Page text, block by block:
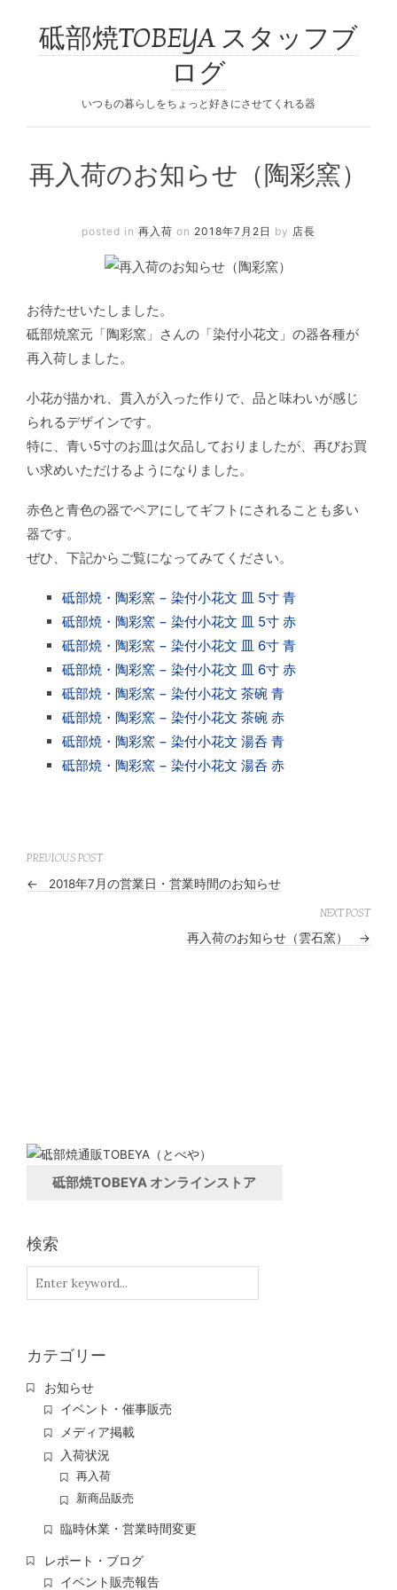
砥部焼TOBEYA スタッフブ
ログ
いつもの暮らしをちょっと好きにさせてくれる器
再入荷のお知らせ（陶彩窯）
posted in 再入荷 on 2018年7月2日 by 店長
お待たせいたしました。
砥部焼窯元「陶彩窯」さんの「染付小花文」の器各種が
再入荷しました。
小花が描かれ、貫入が入った作りで、品と味わいが感じ
られるデザインです。
特に、青い5寸のお皿は欠品しておりましたが、再びお買
い求めいただけるようになりました。
赤色と青色の器でペアにしてギフトにされることも多い
器です。
ぜひ、下記からご覧になってみてください。
砥部焼・陶彩窯 − 染付小花文 皿 5寸 青
砥部焼・陶彩窯 − 染付小花文 皿 5寸 赤
砥部焼・陶彩窯 − 染付小花文 皿 6寸 青
砥部焼・陶彩窯 − 染付小花文 皿 6寸 赤
砥部焼・陶彩窯 − 染付小花文 茶碗 青
砥部焼・陶彩窯 − 染付小花文 茶碗 赤
砥部焼・陶彩窯 − 染付小花文 湯呑 青
砥部焼・陶彩窯 − 染付小花文 湯呑 赤
PREVIOUS POST
← 2018年7月の営業日・営業時間のお知らせ
NEXT POST
再入荷のお知らせ（雲石窯） →
砥部焼TOBEYA オンラインストア
検索
カテゴリー
お知らせ
イベント・催事販売
メディア掲載
入荷状況
再入荷
新商品販売
臨時休業・営業時間変更
レポート・ブログ
イベント販売報告